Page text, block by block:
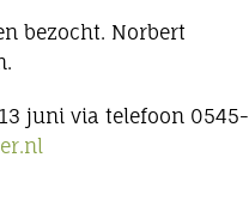
bezocht. Norbert
juni via telefoon 0545-